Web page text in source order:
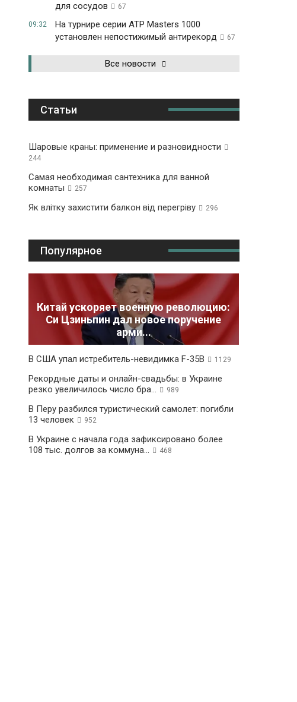
для сосудов
67
09:32
На турнире серии ATP Masters 1000
установлен непостижимый антирекорд
67
Все новости
Статьи
Шаровые краны: применение и разновидности
244
Самая необходимая сантехника для ванной
комнаты
257
Як влітку захистити балкон від перегріву 296
Популярное
Китай ускоряет военную революцию:
Си Цзиньпин дал новое поручение
арми...
В США упал истребитель-невидимка F-35B 1129
Рекордные даты и онлайн-свадьбы: в Украине
резко увеличилось число бра...
989
В Перу разбился туристический самолет: погибли
13 человек
952
В Украине с начала года зафиксировано более
108 тыс. долгов за коммуна...
468